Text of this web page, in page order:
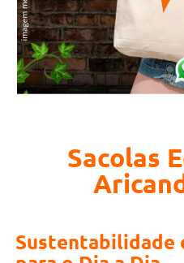
Sacolas
Sustentabilidade